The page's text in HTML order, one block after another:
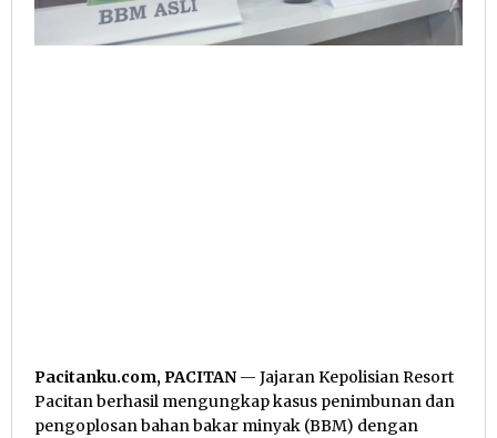
Pacitanku.com, PACITAN — Jajaran Kepolisian Resort
Pacitan berhasil mengungkap kasus penimbunan dan
pengoplosan bahan bakar minyak (BBM) dengan